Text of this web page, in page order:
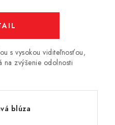
s vysokou viditeľnosťou,
na zvýšenie odolnosti
blúza